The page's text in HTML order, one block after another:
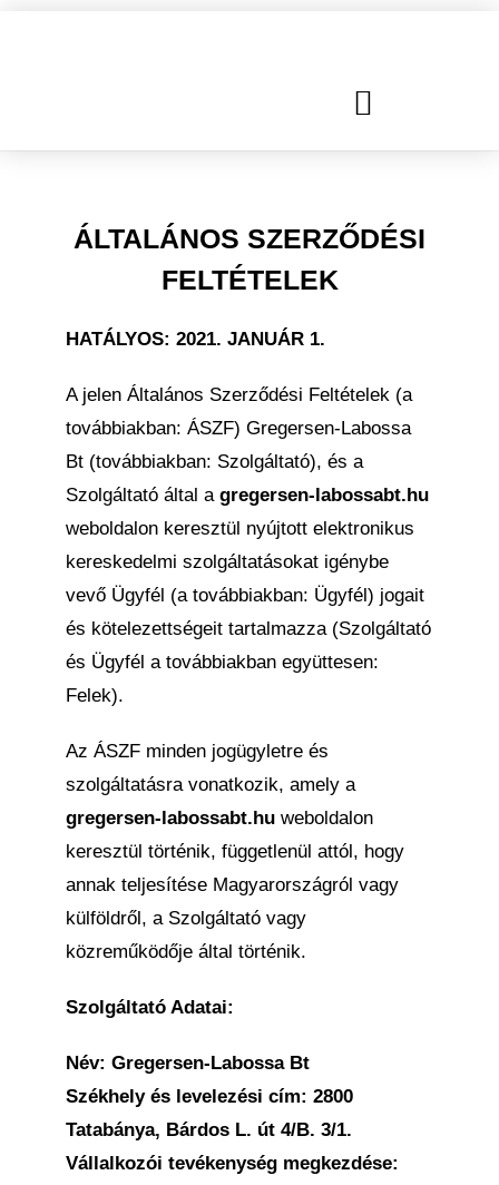
ÁLTALÁNOS SZERZŐDÉSI
FELTÉTELEK
HATÁLYOS: 2021. JANUÁR 1.
A jelen Általános Szerződési Feltételek (a
továbbiakban: ÁSZF) Gregersen-Labossa
Bt (továbbiakban: Szolgáltató), és a
Szolgáltató által agregersen-labossabt.hu
weboldalon keresztül nyújtott elektronikus
kereskedelmi szolgáltatásokat igénybe
vevő Ügyfél (a továbbiakban: Ügyfél) jogait
és kötelezettségeit tartalmazza (Szolgáltató
és Ügyfél a továbbiakban együttesen:
Felek).
Az ÁSZF minden jogügyletre és
szolgáltatásra vonatkozik, amely a
gregersen-labossabt.hu weboldalon
keresztül történik, függetlenül attól, hogy
annak teljesítése Magyarországról vagy
külföldről, a Szolgáltató vagy
közreműködője által történik.
Szolgáltató Adatai:
Név: Gregersen-Labossa Bt
Székhely és levelezési cím: 2800
Tatabánya, Bárdos L. út 4/B. 3/1.
Vállalkozói tevékenység megkezdése: